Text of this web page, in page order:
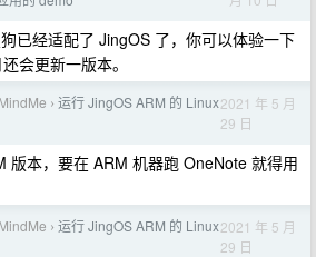
已经适配了 JingOS 了，你可以体验一下
会更新一版本。
› 运行 JingOS ARM 的 Linux2021 年 5 月
29 日
版本，要在 ARM 机器跑 OneNote 就得用
› 运行 JingOS ARM 的 Linux2021 年 5 月
29 日